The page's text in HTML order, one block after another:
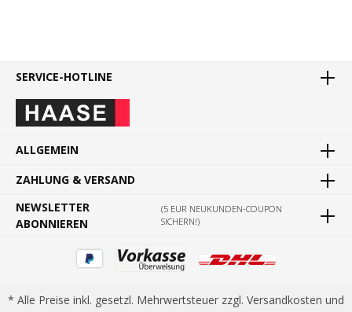
SERVICE-HOTLINE
ALLGEMEIN
ZAHLUNG & VERSAND
NEWSLETTER
ABONNIEREN
(5 EUR NEUKUNDEN-COUPON
SICHERN!)
* Alle Preise inkl. gesetzl. Mehrwertsteuer zzgl. Versandkosten und